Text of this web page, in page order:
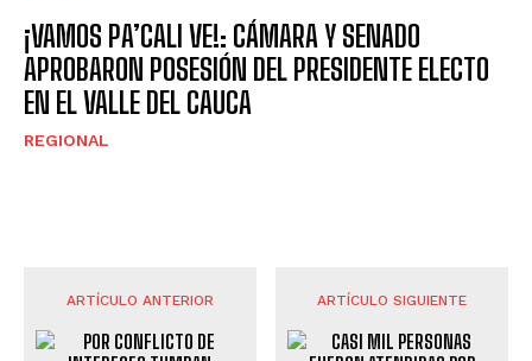
¡VAMOS PA’CALI VE!: CÁMARA Y SENADO
APROBARON POSESIÓN DEL PRESIDENTE ELECTO
EN EL VALLE DEL CAUCA
REGIONAL
ARTÍCULO ANTERIOR ARTÍCULO SIGUIENTE